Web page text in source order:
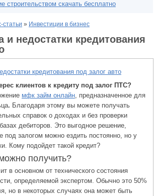
строительством скачать бесплатно
статьи » Инвестиции в бизнес
и недостатки кредитования
клиентов к кредиту под залог ПТС?
мфк займ онлайн , предназначенное для
. Благодаря этому вы можете получать
справок о доходах и без проверки
дебиторов. Это выгодное решение,
под залогом можно ездить постоянно, но у
Кому подойдет такой кредит?
получить?
в основном от технического состояния
определяемой экспертом. Обычно это 50%
но в некоторых случаях она может быть